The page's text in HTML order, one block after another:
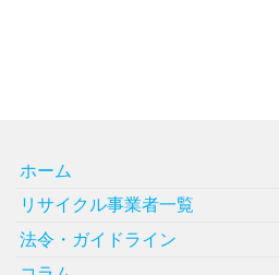
ホーム
リサイクル事業者一覧
法令・ガイドライン